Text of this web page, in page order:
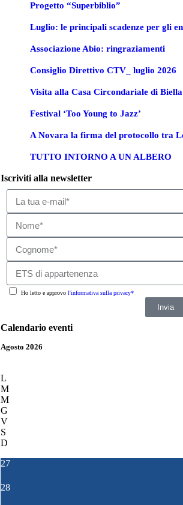
Progetto “Superbiblio”
Luglio: le principali scadenze per gli
Associazione Abio: ringraziamenti
Consiglio Direttivo CTV_ luglio 2026
Visita alla Casa Circondariale di Biella
Festival ‘Too Young to Jazz’
A Novara la firma del protocollo tra
TUTTO INTORNO A UN ALBERO
Iscriviti alla newsletter
Ho letto e approvo l'informativa sulla privacy*
Invia
Calendario eventi
Agosto 2026
L
M
M
G
V
S
D
27
28